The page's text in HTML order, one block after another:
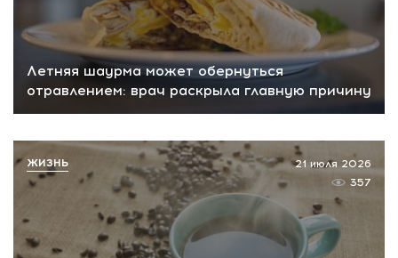
Летняя шаурма может обернуться
отравлением: врач раскрыла главную причину
21 июля 2026
357
ЖИЗНЬ